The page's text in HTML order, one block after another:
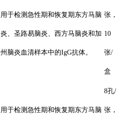
用于检测急性期和恢复期东方马脑
炎、圣路易脑炎、西方马脑炎和加
州脑炎血清样本中的IgG抗体。
张，
10
张/
盒
用于检测急性期和恢复期东方马脑
8孔/
张，